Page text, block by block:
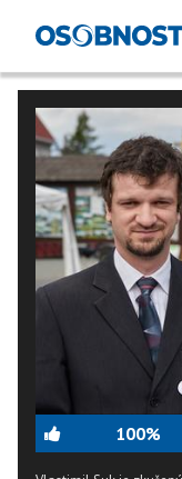
100%